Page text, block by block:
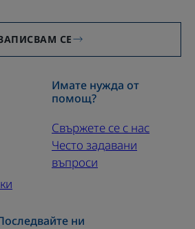
СЕ
Имате нужда от
помощ?
Свържете се с нас
Често задавани
въпроси
ни